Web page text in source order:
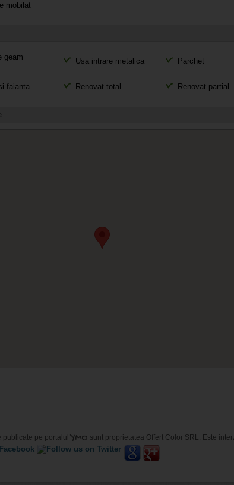
mobilat
geam
Usa intrare metalica Parchet
faianta Renovat total Renovat partial
publicate pe portalulYMO sunt proprietatea Offert Color SRL. Este